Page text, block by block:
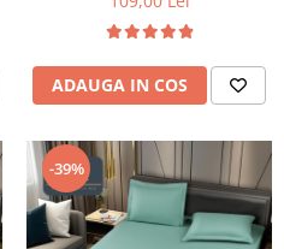
ADAUGA IN COS
-39%